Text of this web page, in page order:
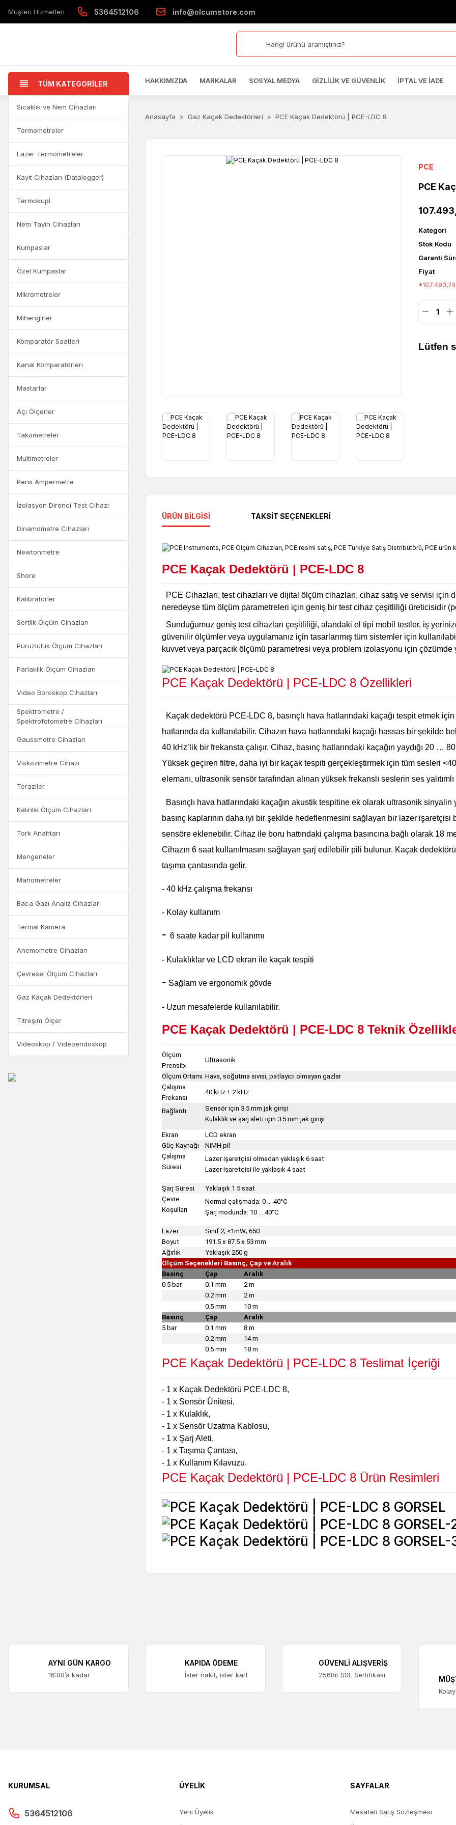
Müşteri Hizmetleri 5364512106 info@olcumstore.com
TÜM KATEGORİLER HAKKIMIZDA MARKALAR SOSYAL MEDYA GIZLILIK VE GÜVENLIK İPTAL VE İADE
Sıcaklık ve Nem Cihazları
Termometreler
Lazer Termometreler
Kayıt Cihazları (Datalogger)
Termokupl
Nem Tayin Cihazları
Kumpaslar
Özel Kumpaslar
Mikrometreler
Mihengirler
Komparatör Saatleri
Kanal Komparatörleri
Mastarlar
Açı Ölçerler
Takometreler
Multimetreler
Pens Ampermetre
İzolasyon Direnci Test Cihazı
Dinamometre Cihazları
Newtonmetre
Shore
Kalibratörler
Sertlik Ölçüm Cihazları
Pürüzlülük Ölçüm Cihazları
Parlaklık Ölçüm Cihazları
Video Boroskop Cihazları
Spektrometre /
Spektrofotometre Cihazları
Gaussmetre Cihazları
Viskozimetre Cihazı
Teraziler
Kalınlık Ölçüm Cihazları
Tork Anahtarı
Mengeneler
Manometreler
Baca Gazı Analiz Cihazları
Termal Kamera
Anemometre Cihazları
Çevresel Ölçüm Cihazları
Gaz Kaçak Dedektörleri
Titreşim Ölçer
Videoskop / Videoendoskop
Anasayfa Gaz Kaçak Dedektörleri PCE Kaçak Dedektörü | PCE-LDC 8
PCE
PCE
Kategori
Stok Kodu
Garanti
Fiyat
Lütfen
ÜRÜN BILGISI TAKSIT SEÇENEKLERI
PCE Kaçak Dedektörü | PCE-LDC 8
PCE Cihazları, test cihazları ve dijital ölçüm cihazları, cihaz satış ve servisi için
neredeyse tüm ölçüm parametreleri için geniş bir test cihaz çeşitliliği üreticisidir
Sunduğumuz geniş test cihazları çeşitliliği, alandaki el tipi mobil testler, iş
güvenilir ölçümler veya uygulamanız için tasarlanmış tüm sistemler için
kuvvet veya parçacık ölçümü parametresi veya problem izolasyonu için çözümde
PCE Kaçak Dedektörü | PCE-LDC 8 Özellikleri
Kaçak dedektörü PCE-LDC 8, basınçlı hava hatlarındaki kaçağı tespit etmek için
hatlarında da kullanılabilir. Cihazın hava hatlarındaki kaçağı hassas bir şekilde
40 kHz’lik bir frekansta çalışır. Cihaz, basınç hatlarındaki kaçağın yaydığı 20 …
Yüksek geçiren filtre, daha iyi bir kaçak tespiti gerçekleştirmek için tüm sesleri
elemanı, ultrasonik sensör tarafından alınan yüksek frekanslı seslerin ses yalıtımlı
Basınçlı hava hatlarındaki kaçağın akustik tespitine ek olarak ultrasonik
basınç kaplarının daha iyi bir şekilde hedeflenmesini sağlayan bir lazer
sensöre eklenebilir. Cihaz ile boru hattındaki çalışma basıncına bağlı olarak 18
Cihazın 6 saat kullanılmasını sağlayan şarj edilebilir pili bulunur. Kaçak
taşıma çantasında gelir.
- 40 kHz çalışma frekansı
-Kolay kullanım
- 6 saate kadar pil kullanımı
- Kulaklıklar ve LCD ekran ile kaçak tespiti
- Sağlam ve ergonomik gövde
-Uzun mesafelerde kullanılabilir.
PCE Kaçak Dedektörü | PCE-LDC 8 Teknik
Ölçüm
Prensibi
Ultrasonik
Ölçüm Ortamı Hava, soğutma sıvısı, patlayıcı olmayan gazlar
Çalışma
Frekansı
40 kHz ± 2 kHz
Bağlantı
Sensör için 3.5 mm jak girişi
Kulaklık ve şarj aleti için 3.5 mm jak girişi
Ekran
LCD ekran
Güç Kaynağı
NiMH pil
Çalışma
Süresi
Lazer işaretçisi olmadan yaklaşık 6 saat
Lazer işaretçisi ile yaklaşık 4 saat
Şarj Süresi
Yaklaşık 1.5 saat
Çevre
Koşulları
Normal çalışmada: 0 ... 40°C
Şarj modunda: 10 ... 40°C
Lazer
Sınıf 2; <1mW; 650
Boyut
191.5 x 87.5 x 53 mm
Ağırlık
Yaklaşık 250 g
Ölçüm Seçenekleri Basınç, Çap ve Aralık
Basınç
Çap
Aralık
0.5 bar
0.1 mm
2 m
0.2 mm
2 m
0.5 mm
10 m
Basınç
Çap
Aralık
5 bar
0.1 mm
8 m
0.2 mm
14 m
0.5 mm
18 m
PCE Kaçak Dedektörü | PCE-LDC 8 Teslimat İçeriği
- 1 x Kaçak Dedektörü PCE-LDC 8,
- 1 x Sensör Ünitesi,
- 1 x Kulaklık,
- 1 x Sensör Uzatma Kablosu,
- 1 x Şarj Aleti,
- 1 x Taşıma Çantası,
- 1 x Kullanım Kılavuzu.
PCE Kaçak Dedektörü | PCE-LDC 8Ürün Resimleri
AYNI GÜN KARGO
16:00’a kadar
KAPIDA ÖDEME
İster nakit, ister kart
GÜVENLİ ALIŞVERİŞ
256Bit SSL Sertifikası
KURUMSAL
5364512106
ÜYELİK
Yeni Üyelik
SAYFALAR
Mesafeli Satış Sözleşmesi